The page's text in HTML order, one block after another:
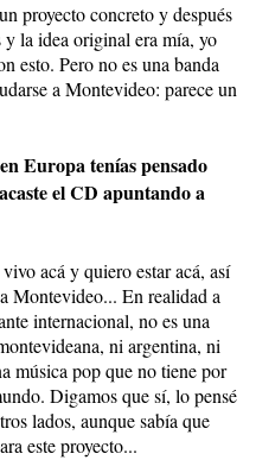
proyecto concreto y después
la idea original era mía, yo
esto. Pero no es una banda
a Montevideo: parece un
Europa tenías pensado
el CD apuntando a
acá y quiero estar acá, así
Montevideo... En realidad a
internacional, no es una
ni argentina, ni
música pop que no tiene por
Digamos que sí, lo pensé
lados, aunque sabía que
este proyecto...